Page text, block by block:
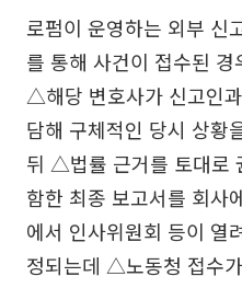
로펌이 운영하는 외부
를 통해 사건이 접수된
△해당 변호사가 신고인
담해 구체적인 당시 상황
뒤 △법률 근거를 토대로
함한 최종 보고서를 회사
에서 인사위원회 등이 열
정되는데 △노동청 접수